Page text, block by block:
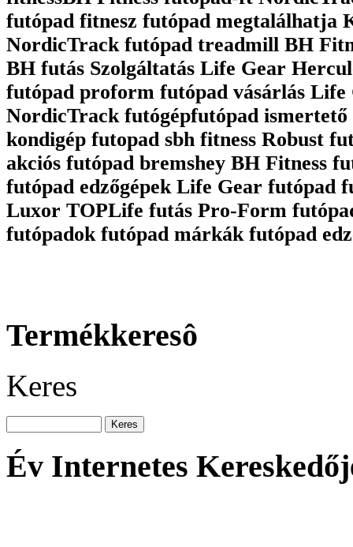
futópad fitnesz futópad megtalálhatja
NordicTrack futópad treadmill BH
BH futás Szolgáltatás Life Gear
futópad proform futópad vásárlás
NordicTrack futógépfutópad
kondigép futopad sbh fitness Robust
akciós futópad bremshey BH Fitness
futópad edzőgépek Life Gear futópad
Luxor TOPLife futás Pro-Form
futópadok futópad márkák futópad
Termékkeresô
Keres
Év Internetes